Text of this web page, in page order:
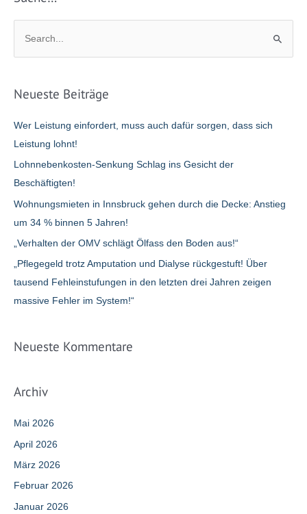
n
n
Neueste Beiträge
Wer Leistung einfordert, muss auch dafür sorgen, dass sich
Leistung lohnt!
Lohnnebenkosten-Senkung Schlag ins Gesicht der
Beschäftigten!
Wohnungsmieten in Innsbruck gehen durch die Decke: Anstieg
um 34 % binnen 5 Jahren!
„Verhalten der OMV schlägt Ölfass den Boden aus!“
„Pflegegeld trotz Amputation und Dialyse rückgestuft! Über
tausend Fehleinstufungen in den letzten drei Jahren zeigen
massive Fehler im System!“
Neueste Kommentare
Archiv
Mai 2026
April 2026
März 2026
Februar 2026
Januar 2026